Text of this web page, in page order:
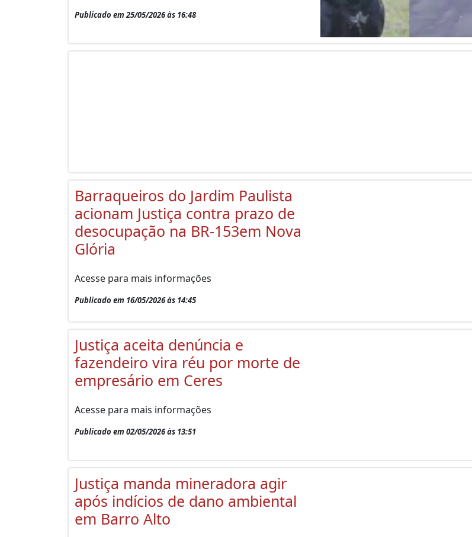
Publicado em 25/05/2026 às 16:48
Barraqueiros do Jardim Paulista
acionam Justiça contra prazo de
desocupação na BR-153em Nova
Glória
Acesse para mais informações
Publicado em 16/05/2026 às 14:45
Justiça aceita denúncia e
fazendeiro vira réu por morte de
empresário em Ceres
Acesse para mais informações
Publicado em 02/05/2026 às 13:51
Justiça manda mineradora agir
após indícios de dano ambiental
em Barro Alto